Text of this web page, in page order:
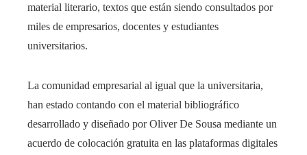
material literario, textos que están siendo consultados por
miles de empresarios, docentes y estudiantes
universitarios.
La comunidad empresarial al igual que la universitaria,
han estado contando con el material bibliográfico
desarrollado y diseñado por Oliver De Sousa mediante un
acuerdo de colocación gratuita en las plataformas digitales